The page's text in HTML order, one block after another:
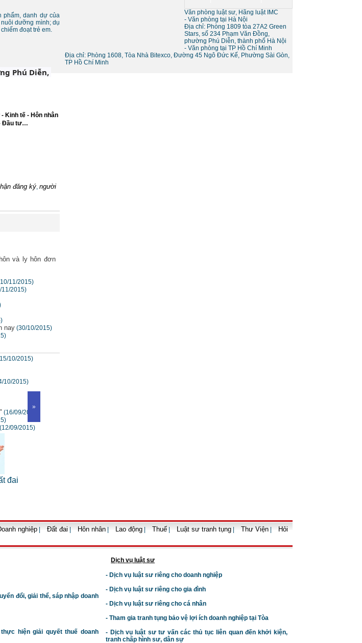
phẩm, danh dự của
dưỡng mình; dụ
đoạt trẻ em.
Phú Diễn,
Kinh tế - Hôn nhân
Đầu tư…
đăng ký, người
và ly hôn đơn
11/2015)
11/2015)
nay (30/10/2015)
10/2015)
10/2015)
(16/09/2015)
(12/09/2015)
»
đai
Nguyên tắc định giá tài sản
Những đối tượng được miễn
giảm thuế thu nhập cá nhân
Văn phòng luật sư, Hãng luật IMC
- Văn phòng tại Hà Nội
Địa chỉ: Phòng 1809 tòa 27A2 Green
Stars, số 234 Phạm Văn Đồng,
phường Phú Diễn, thành phố Hà Nội
- Văn phòng tại TP Hồ Chí Minh
Địa chỉ: Phòng 1608, Tòa Nhà Bitexco, Đường 45 Ngô Đức Kế, Phường Sài Gòn,
TP Hồ Chí Minh
nghiệp | Đất đai | Hôn nhân | Lao động | Thuế | Luật sư tranh tụng | Thư Viện |
Hỏi
đổi, giải thể, sáp nhập doanh
hiện giải quyết thuế doanh
Dịch vụ luật sư
- Dịch vụ luật sư riêng cho doanh nghiệp
- Dịch vụ luật sư riêng cho gia đình
- Dịch vụ luật sư riêng cho cá nhân
- Tham gia tranh tụng bảo vệ lợi ích doanh nghiệp tại Tòa
- Dịch vụ luật sư tư vấn các thủ tục liên quan đến khởi kiện,
tranh chấp hình sư, dân sự